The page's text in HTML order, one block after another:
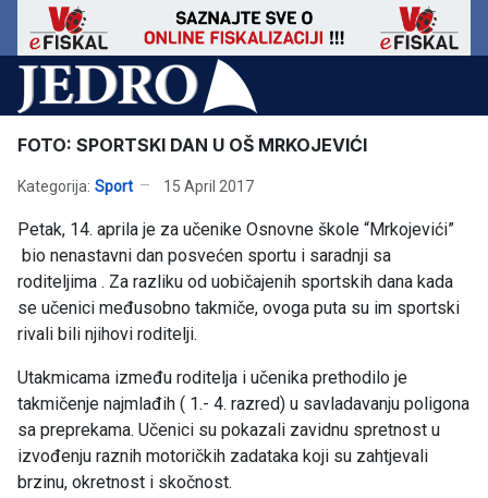
FOTO: SPORTSKI DAN U OŠ MRKOJEVIĆI
Kategorija: Sport 15 April 2017
Petak, 14. aprila je za učenike Osnovne škole “Mrkojevići”
bio nenastavni dan posvećen sportu i saradnji sa
roditeljima . Za razliku od uobičajenih sportskih dana kada
se učenici međusobno takmiče, ovoga puta su im sportski
rivali bili njihovi roditelji.
Utakmicama između roditelja i učenika prethodilo je
takmičenje najmlađih ( 1.- 4. razred) u savladavanju poligona
sa preprekama. Učenici su pokazali zavidnu spretnost u
izvođenju raznih motoričkih zadataka koji su zahtjevali
brzinu, okretnost i skočnost.